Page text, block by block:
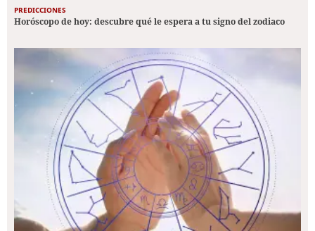
PREDICCIONES
Horóscopo de hoy: descubre qué le espera a tu signo del zodiaco